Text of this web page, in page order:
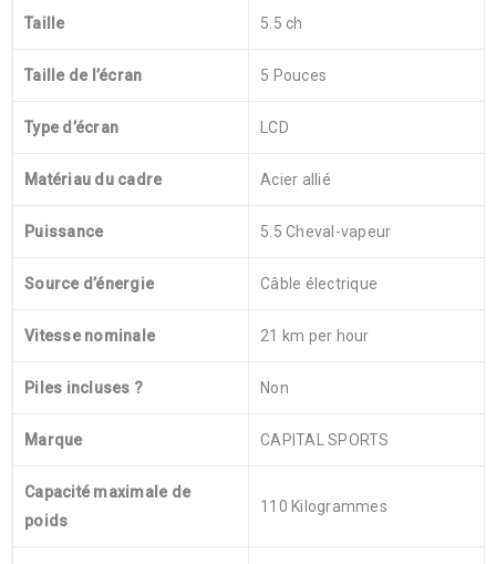
Taille ‎5.5 ch
Taille de l’écran ‎5 Pouces
Type d’écran ‎LCD
Matériau du cadre ‎Acier allié
Puissance ‎5.5 Cheval-vapeur
Source d’énergie ‎Câble électrique
Vitesse nominale ‎21 km per hour
Piles incluses ? ‎Non
Marque ‎CAPITAL SPORTS
Capacité maximale de
poids
‎110 Kilogrammes